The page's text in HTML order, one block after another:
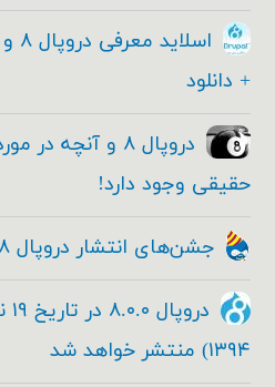
+ دانلود
دروپال ۸ و آنچه
حقیقی وجود دارد!
جشن‌های انتشار دروپال ۸
۱۳۹۴) منتشر خواهد شد